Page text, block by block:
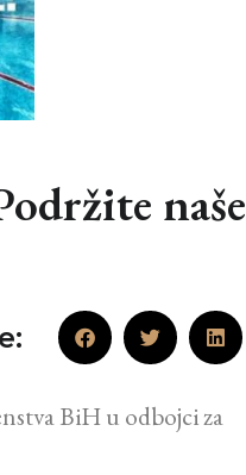
naše
BiH u odbojci za